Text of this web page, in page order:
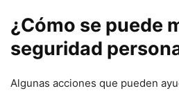
¿Cómo se puede
seguridad
Algunas acciones que pueden